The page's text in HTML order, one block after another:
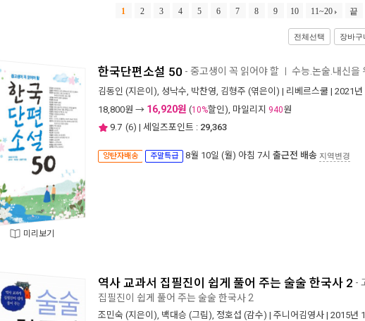
1 2 3 4 5 6 7 8 9 10 11~20 끝
전체선택 장바구
미리보기
한국단편소설 50 - 중고생이 꼭 읽어야 할 수능.논술.내신을
김동인 (지은이), 성낙수, 박찬영, 김형주 (엮은이) | 리베르스쿨 | 2021년
18,800원 → 16,920원 (10%할인), 마일리지 940원
9.7 (6) | 세일즈포인트 : 29,363
양탄자배송 주말특급 8월 10일 (월) 아침 7시 출근전 배송 지역변경
역사 교과서 집필진이 쉽게 풀어 주는 술술 한국사 2 -
집필진이 쉽게 풀어 주는 술술 한국사 2
조민숙 (지은이), 백대승 (그림), 정호섭 (감수) | 주니어김영사 | 2015년